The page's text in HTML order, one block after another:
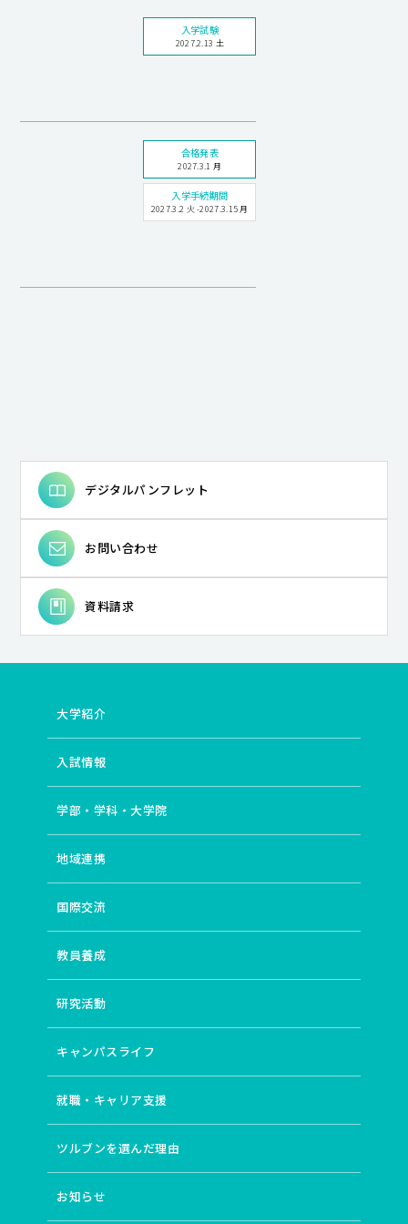
入学試験
2027.2.13 土
合格発表
2027.3.1 月
入学手続期間
2027.3.2 火 -2027.3.15 月
デジタルパンフレット
お問い合わせ
資料請求
大学紹介
入試情報
学部・学科・大学院
地域連携
国際交流
教員養成
研究活動
キャンパスライフ
就職・キャリア支援
ツルブンを選んだ理由
お知らせ